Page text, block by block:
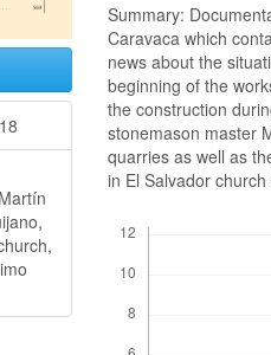
Summary:
Caravaca which
news about the
beginning of the
the construction
stonemason master
quarries as well as
in El Salvador